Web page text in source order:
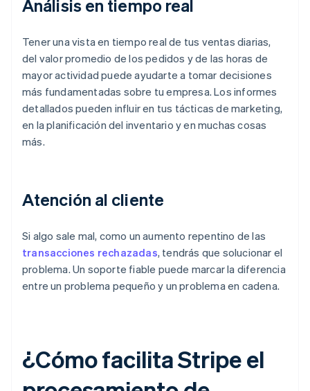
Análisis en tiempo real
Tener una vista en tiempo real de tus ventas diarias,
del valor promedio de los pedidos y de las horas de
mayor actividad puede ayudarte a tomar decisiones
más fundamentadas sobre tu empresa. Los informes
detallados pueden influir en tus tácticas de marketing,
en la planificación del inventario y en muchas cosas
más.
Atención al cliente
Si algo sale mal, como un aumento repentino de las
transacciones rechazadas, tendrás que solucionar el
problema. Un soporte fiable puede marcar la diferencia
entre un problema pequeño y un problema en cadena.
¿Cómo facilita Stripe el